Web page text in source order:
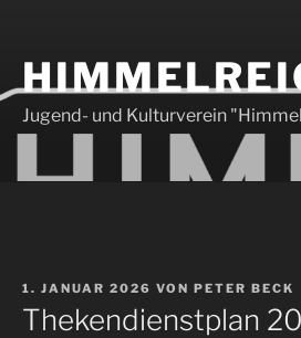
Jugend- und Kulturverein
VERÖFFENTLICHT
AM
1. JANUAR 2026 VON PETER BECK
Thekendienstplan